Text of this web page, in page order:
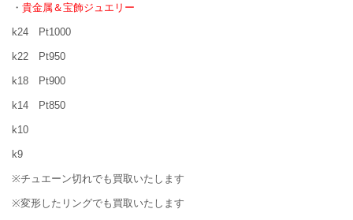
・ 貴金属＆宝飾ジュエリー
k24 Pt1000
k22 Pt950
k18 Pt900
k14 Pt850
k10
k9
※チュエーン切れでも買取いたします
※変形したリングでも買取いたします